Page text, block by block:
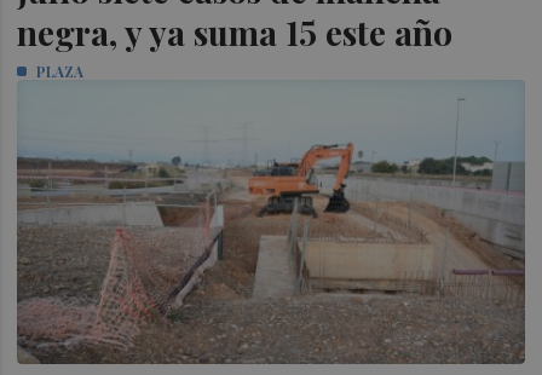
negra, y ya suma 15 este año
PLAZA